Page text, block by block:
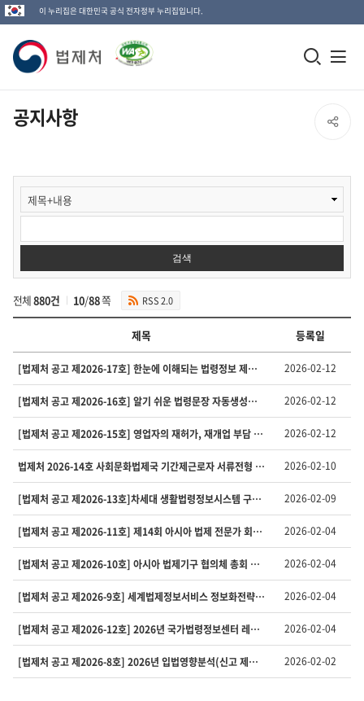
이 누리집은 대한민국 공식 전자정부 누리집입니다.
법
제
처
고
모
창
열
기
공지사항 SNS
유
공
지
사
검
검색
전체880건 10/88쪽 RSS 2.0
지
사
항
의
번
호,
제
목,
등
록
일,
첨
부,
조
회
수
를
제
공
합
제목 등록일
[법제처 공고 제2026-17호] 한눈에 이해되는 법령정보 제공 사업 추진을 위한 산업, 문화·공보, 산업안전˙재해, 조세˙세제 분야 법령 시각콘텐츠 기획˙개발 용역 입찰 공고 2026-02-12
[법제처 공고 제2026-16호] 알기 쉬운 법령문장 자동생성을 위한 인공지능(AI) 활용 방안 연구 용역 입찰 공고 2026-02-12
[법제처 공고 제2026-15호] 영업자의 재허가, 재개업 부담 완화 법령 정비방안 연구 용역 입찰 공고 2026-02-12
법제처 2026-14호 사회문화법제국 기간제근로자 서류전형 합격자 및 면접전형 공고문 2026-02-10
[법제처 공고 제2026-13호]차세대 생활법령정보시스템 구축 사업(1차) 제안요청설명회 개최 안내 2026-02-09
[법제처 공고 제2026-11호] 제14회 아시아 법제 전문가 회의 행사 개최 대행 용역 입찰 공고 2026-02-04
[법제처 공고 제2026-10호] 아시아 법제기구 협의체 총회 행사 개최 대행 용역 입찰 공고 2026-02-04
[법제처 공고 제2026-9호] 세계법제정보서비스 정보화전략계획(ISP) 수립 사업 입찰 공고 2026-02-04
[법제처 공고 제2026-12호] 2026년 국가법령정보센터 레이어 고도화 사업 관련 제안요청설명회 개최 안내 2026-02-04
[법제처 공고 제2026-8호] 2026년 입법영향분석(신고 제도) 용역 입찰 공고 2026-02-02